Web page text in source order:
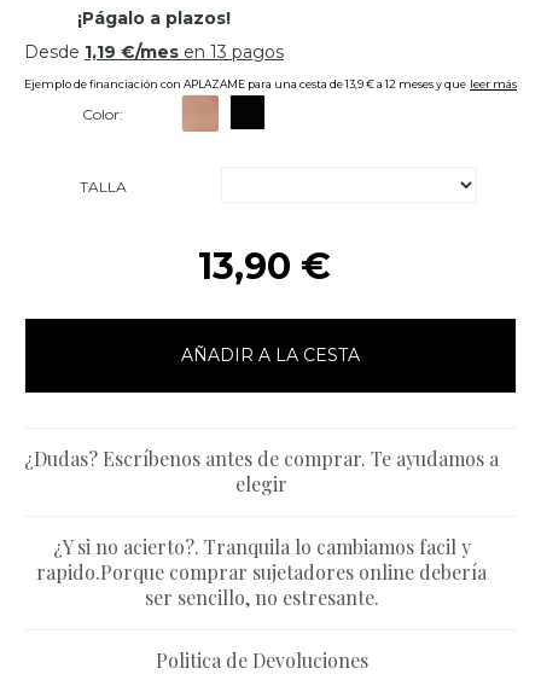
Color:
TALLA
13,90 €
AÑADIR A LA CESTA
¿Dudas? Escríbenos antes de comprar. Te ayudamos a
elegir
¿Y si no acierto?. Tranquila lo cambiamos facil y
rapido.Porque comprar sujetadores online debería
ser sencillo, no estresante.
Politica de Devoluciones